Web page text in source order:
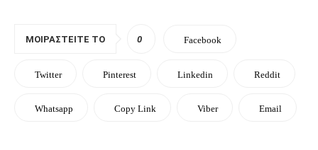
ΜΟΙΡΑΣΤΕΊΤΕ ΤΟ 0 Facebook
Twitter Pinterest Linkedin Reddit
Whatsapp Copy Link Viber Email